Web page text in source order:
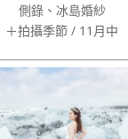
側錄、冰島婚紗
＋拍攝季節 / 11月中